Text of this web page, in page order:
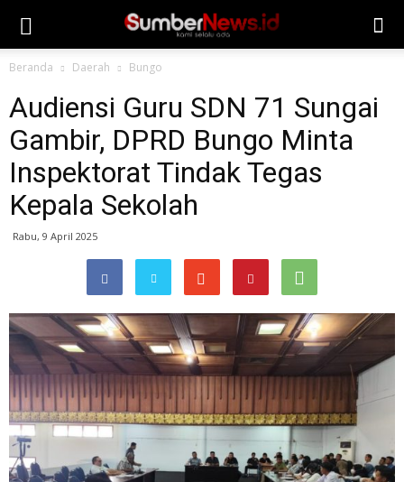
Beranda Daerah Bungo
Audiensi Guru SDN 71 Sungai
Gambir, DPRD Bungo Minta
Inspektorat Tindak Tegas
Kepala Sekolah
Rabu, 9 April 2025